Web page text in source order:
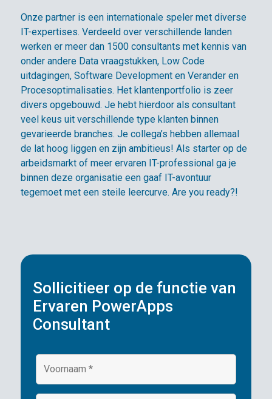
Onze partner is een internationale speler met diverse
IT-expertises. Verdeeld over verschillende landen
werken er meer dan 1500 consultants met kennis van
onder andere Data vraagstukken, Low Code
uitdagingen, Software Development en Verander en
Procesoptimalisaties. Het klantenportfolio is zeer
divers opgebouwd. Je hebt hierdoor als consultant
veel keus uit verschillende type klanten binnen
gevarieerde branches. Je collega’s hebben allemaal
de lat hoog liggen en zijn ambitieus! Als starter op de
arbeidsmarkt of meer ervaren IT-professional ga je
binnen deze organisatie een gaaf IT-avontuur
tegemoet met een steile leercurve. Are you ready?!
Sollicitieer op de functie van
Ervaren PowerApps
Consultant